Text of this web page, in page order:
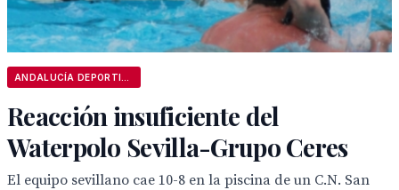
Reacción insuficiente del
Waterpolo Sevilla-Grupo Ceres
El equipo sevillano cae 10-8 en la piscina de un C.N. San